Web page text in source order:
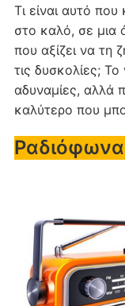
Τι είναι αυτό
στο καλό, σε μια
που αξίζει να τη
τις δυσκολίες;
αδυναμίες, αλλά
καλύτερο που
Ραδιόφωνα